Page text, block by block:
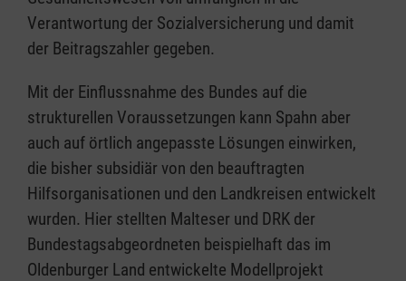
Verantwortung der Sozialversicherung und damit
der Beitragszahler gegeben.
Mit der Einflussnahme des Bundes auf die
strukturellen Voraussetzungen kann Spahn aber
auch auf örtlich angepasste Lösungen einwirken,
die bisher subsidiär von den beauftragten
Hilfsorganisationen und den Landkreisen entwickelt
wurden. Hier stellten Malteser und DRK der
Bundestagsabgeordneten beispielhaft das im
Oldenburger Land entwickelte Modellprojekt